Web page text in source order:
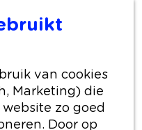
van cookies
Marketing) die
zo goed
Door op
kabouterbos
voor het